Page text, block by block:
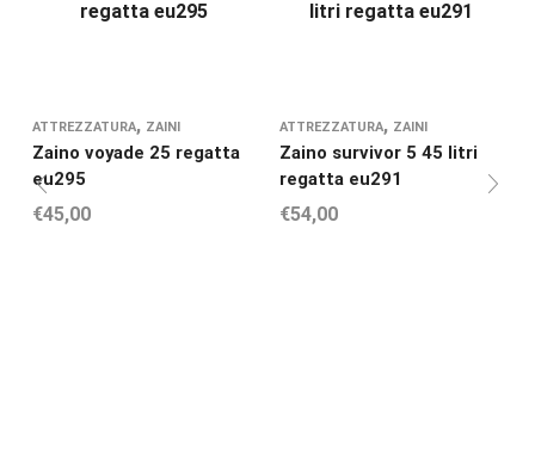
ATTREZZATURA, ZAINI
Zaino voyade 25 regatta
eu295
€45,00
ATTREZZATURA, ZAINI
Zaino survivor 5 45 litri
regatta eu291
€54,00